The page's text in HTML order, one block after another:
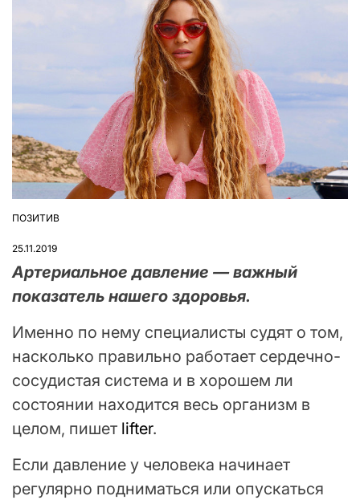
ОПУБЛІКУВАТИ
ПОЗИТИВ
25.11.2019
Артериальное давление — важный
показатель нашего здоровья.
Именно по нему специалисты судят о том,
насколько правильно работает сердечно-
сосудистая система и в хорошем ли
состоянии находится весь организм в
целом, пишет lifter.
Если давление у человека начинает
регулярно подниматься или опускаться